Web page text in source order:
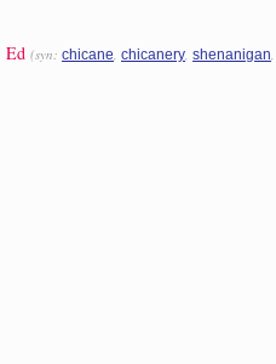
Ed (syn: chicane, chicanery, shenanigan,